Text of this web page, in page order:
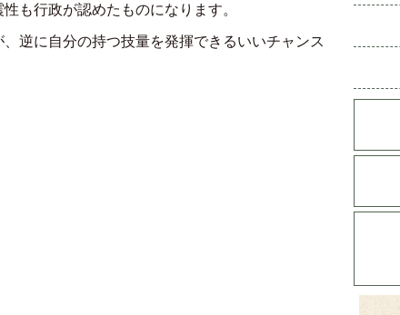
も行政が認めたものになります。
逆に自分の持つ技量を発揮できるいいチャンス